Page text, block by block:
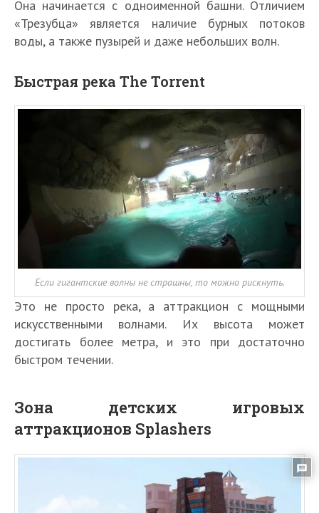
Она начинается с одноименной башни. Отличием
«Трезубца» является наличие бурных потоков
воды, а также пузырей и даже небольших волн.
Быстрая река The Torrent
Если гигантские волны не страшны, то можно рискнуть.
Это не просто река, а аттракцион с мощными
искусственными волнами. Их высота может
достигать более метра, и это при достаточно
быстром течении.
Зона детских игровых
аттракционов Splashers